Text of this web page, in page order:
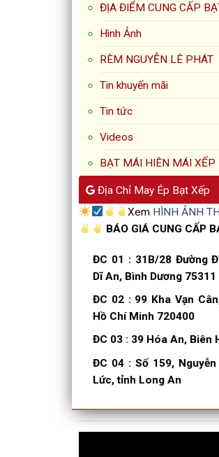
ĐỊA ĐIỂM CUNG CẤP
Hình Ảnh
RÈM NGUYỄN LÊ PHÁT
Tin khuyến mãi
Tin tức
Videos
BẠT MÁI HIÊN MÁI XẾP
Địa Chỉ May Ép Bạt Xếp
Xem HÌNH ẢNH
BÁO GIÁ CUNG CẤP
ĐC 01 : 31B/28 Đường
Dĩ An, Bình Dương 75311
ĐC 02: 99 Kha Vạn
Hồ Chí Minh 720400
ĐC 03 : 39 Hóa An, Biên
ĐC 04 : Số 159,
Lức, tỉnh Long An